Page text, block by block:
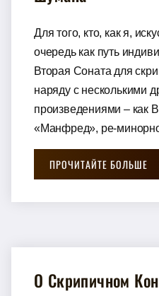
Для того, кто, как я,
очередь как путь
Вторая Соната для
наряду с несколькими
произведениями – как
«Манфред», ре-
ПРОЧИТАЙТЕ БОЛЬШЕ
О Скрипичном